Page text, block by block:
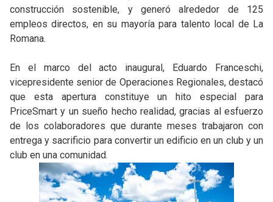
construcción sostenible, y generó alrededor de 125
empleos directos, en su mayoría para talento local de La
Romana.
En el marco del acto inaugural, Eduardo Franceschi,
vicepresidente senior de Operaciones Regionales, destacó
que esta apertura constituye un hito especial para
PriceSmart y un sueño hecho realidad, gracias al esfuerzo
de los colaboradores que durante meses trabajaron con
entrega y sacrificio para convertir un edificio en un club y un
club en una comunidad.